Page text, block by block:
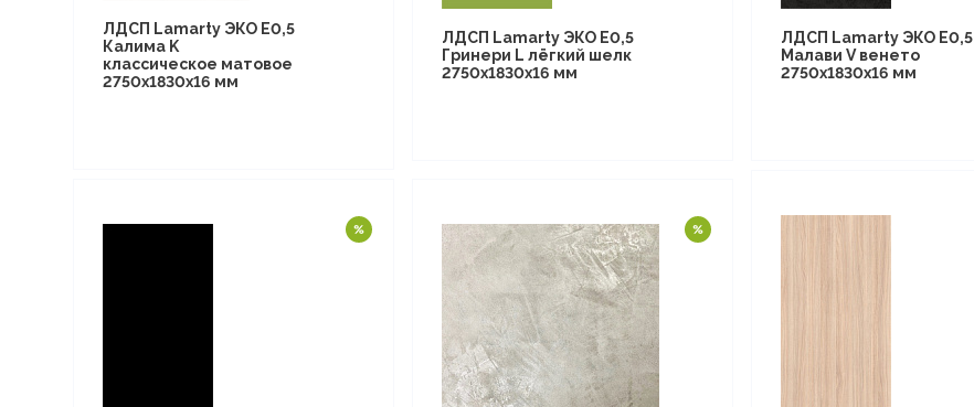
ЛДСП Lamarty ЭКО E0,5
Калима K
классическое матовое
2750х1830х16 мм
ЛДСП Lamarty ЭКО E0,5
Гринери L лёгкий шелк
2750х1830х16 мм
ЛДСП Lamarty ЭКО E0,5
Малави V венето
2750х1830х16 мм